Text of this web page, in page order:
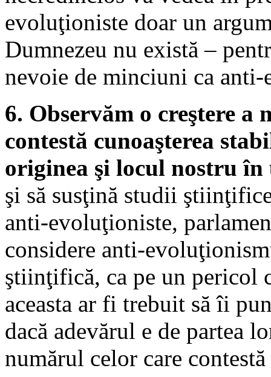
evoluţioniste doar un
Dumnezeu nu există –
nevoie de minciuni ca
6. Observăm o creştere
contestă cunoaşterea
originea şi locul nostru în
şi să susţină studii
anti-evoluţioniste,
considere anti-
ştiinţifică, ca pe un pericol
aceasta ar fi trebuit să îi
dacă adevărul e de partea
numărul celor care